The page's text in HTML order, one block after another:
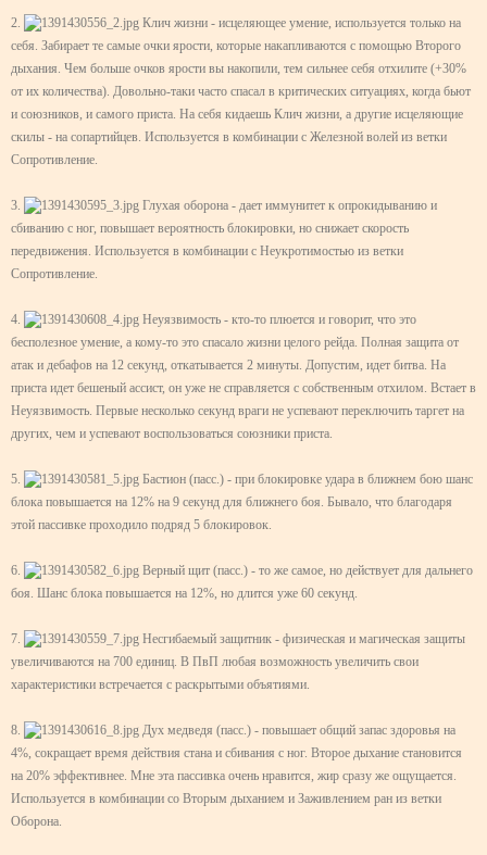
2.
Клич жизни - исцеляющее умение, используется только на
себя. Забирает те самые очки ярости, которые накапливаются с помощью Второго
дыхания. Чем больше очков ярости вы накопили, тем сильнее себя отхилите (+30%
от их количества). Довольно-таки часто спасал в критических ситуациях, когда бьют
и союзников, и самого приста. На себя кидаешь Клич жизни, а другие исцеляющие
скилы - на сопартийцев. Используется в комбинации с Железной волей из ветки
Сопротивление.
3.
Глухая оборона - дает иммунитет к опрокидыванию и
сбиванию с ног, повышает вероятность блокировки, но снижает скорость
передвижения. Используется в комбинации с Неукротимостью из ветки
Сопротивление.
4.
Неуязвимость - кто-то плюется и говорит, что это
бесполезное умение, а кому-то это спасало жизни целого рейда. Полная защита от
атак и дебафов на 12 секунд, откатывается 2 минуты. Допустим, идет битва. На
приста идет бешеный ассист, он уже не справляется с собственным отхилом. Встает в
Неуязвимость. Первые несколько секунд враги не успевают переключить таргет на
других, чем и успевают воспользоваться союзники приста.
5.
Бастион (пасс.) - при блокировке удара в ближнем бою шанс
блока повышается на 12% на 9 секунд для ближнего боя. Бывало, что благодаря
этой пассивке проходило подряд 5 блокировок.
6.
Верный щит (пасс.) - то же самое, но действует для дальнего
боя. Шанс блока повышается на 12%, но длится уже 60 секунд.
7.
Несгибаемый защитник - физическая и магическая защиты
увеличиваются на 700 единиц. В ПвП любая возможность увеличить свои
характеристики встречается с раскрытыми объятиями.
8.
Дух медведя (пасс.) - повышает общий запас здоровья на
4%, сокращает время действия стана и сбивания с ног. Второе дыхание становится
на 20% эффективнее. Мне эта пассивка очень нравится, жир сразу же ощущается.
Используется в комбинации со Вторым дыханием и Заживлением ран из ветки
Оборона.